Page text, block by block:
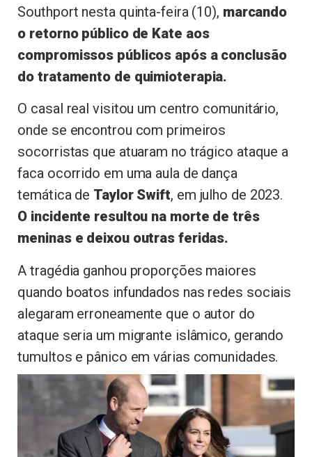
Southport nesta quinta-feira (10), marcando
o retorno público de Kate aos
compromissos públicos após a conclusão
do tratamento de quimioterapia.
O casal real visitou um centro comunitário,
onde se encontrou com primeiros
socorristas que atuaram no trágico ataque a
faca ocorrido em uma aula de dança
temática de Taylor Swift, em julho de 2023.
O incidente resultou na morte de três
meninas e deixou outras feridas.
A tragédia ganhou proporções maiores
quando boatos infundados nas redes sociais
alegaram erroneamente que o autor do
ataque seria um migrante islâmico, gerando
tumultos e pânico em várias comunidades.